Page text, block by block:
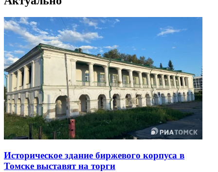
Историческое здание биржевого корпуса в
Томске выставят на торги